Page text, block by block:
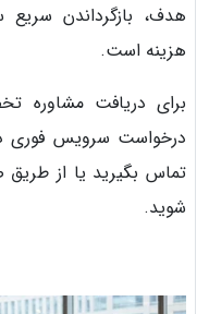
هدف، بازگرداندن سریع
هزینه است.
برای دریافت مشاوره
درخواست سرویس فوری
تماس بگیرید یا از
شوید.